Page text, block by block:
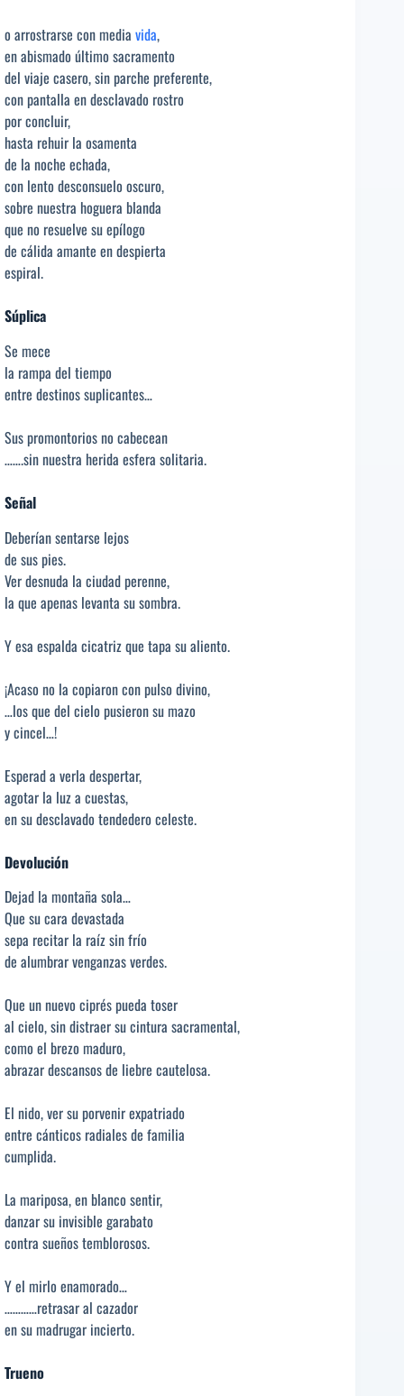
o arrostrarse con media vida,
en abismado último sacramento
del viaje casero, sin parche preferente,
con pantalla en desclavado rostro
por concluir,
hasta rehuir la osamenta
de la noche echada,
con lento desconsuelo oscuro,
sobre nuestra hoguera blanda
que no resuelve su epílogo
de cálida amante en despierta
espiral.
Súplica
Se mece
la rampa del tiempo
entre destinos suplicantes…
Sus promontorios no cabecean
…….sin nuestra herida esfera solitaria.
Señal
Deberían sentarse lejos
de sus pies.
Ver desnuda la ciudad perenne,
la que apenas levanta su sombra.
Y esa espalda cicatriz que tapa su aliento.
¡Acaso no la copiaron con pulso divino,
…los que del cielo pusieron su mazo
y cincel…!
Esperad a verla despertar,
agotar la luz a cuestas,
en su desclavado tendedero celeste.
Devolución
Dejad la montaña sola…
Que su cara devastada
sepa recitar la raíz sin frío
de alumbrar venganzas verdes.
Que un nuevo ciprés pueda toser
al cielo, sin distraer su cintura sacramental,
como el brezo maduro,
abrazar descansos de liebre cautelosa.
El nido, ver su porvenir expatriado
entre cánticos radiales de familia
cumplida.
La mariposa, en blanco sentir,
danzar su invisible garabato
contra sueños temblorosos.
Y el mirlo enamorado…
…………retrasar al cazador
en su madrugar incierto.
Trueno